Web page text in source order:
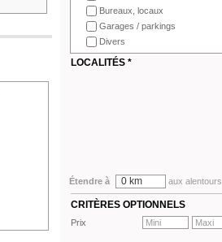
Bureaux, locaux
Garages / parkings
Divers
LOCALITÉS *
Étendre à 0 km aux alentours
CRITÈRES OPTIONNELS
Prix